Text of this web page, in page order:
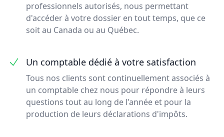
professionnels autorisés, nous permettant
d'accéder à votre dossier en tout temps, que ce
soit au Canada ou au Québec.
Un comptable dédié à votre satisfaction
Tous nos clients sont continuellement associés à
un comptable chez nous pour répondre à leurs
questions tout au long de l'année et pour la
production de leurs déclarations d'impôts.